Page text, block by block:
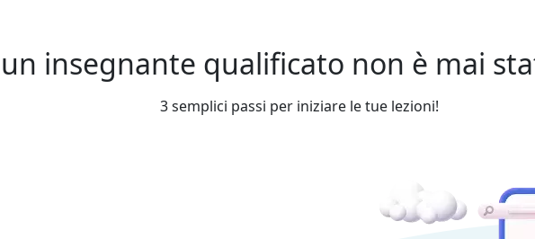
insegnante qualificato non è mai
3 semplici passi per iniziare le tue lezioni!